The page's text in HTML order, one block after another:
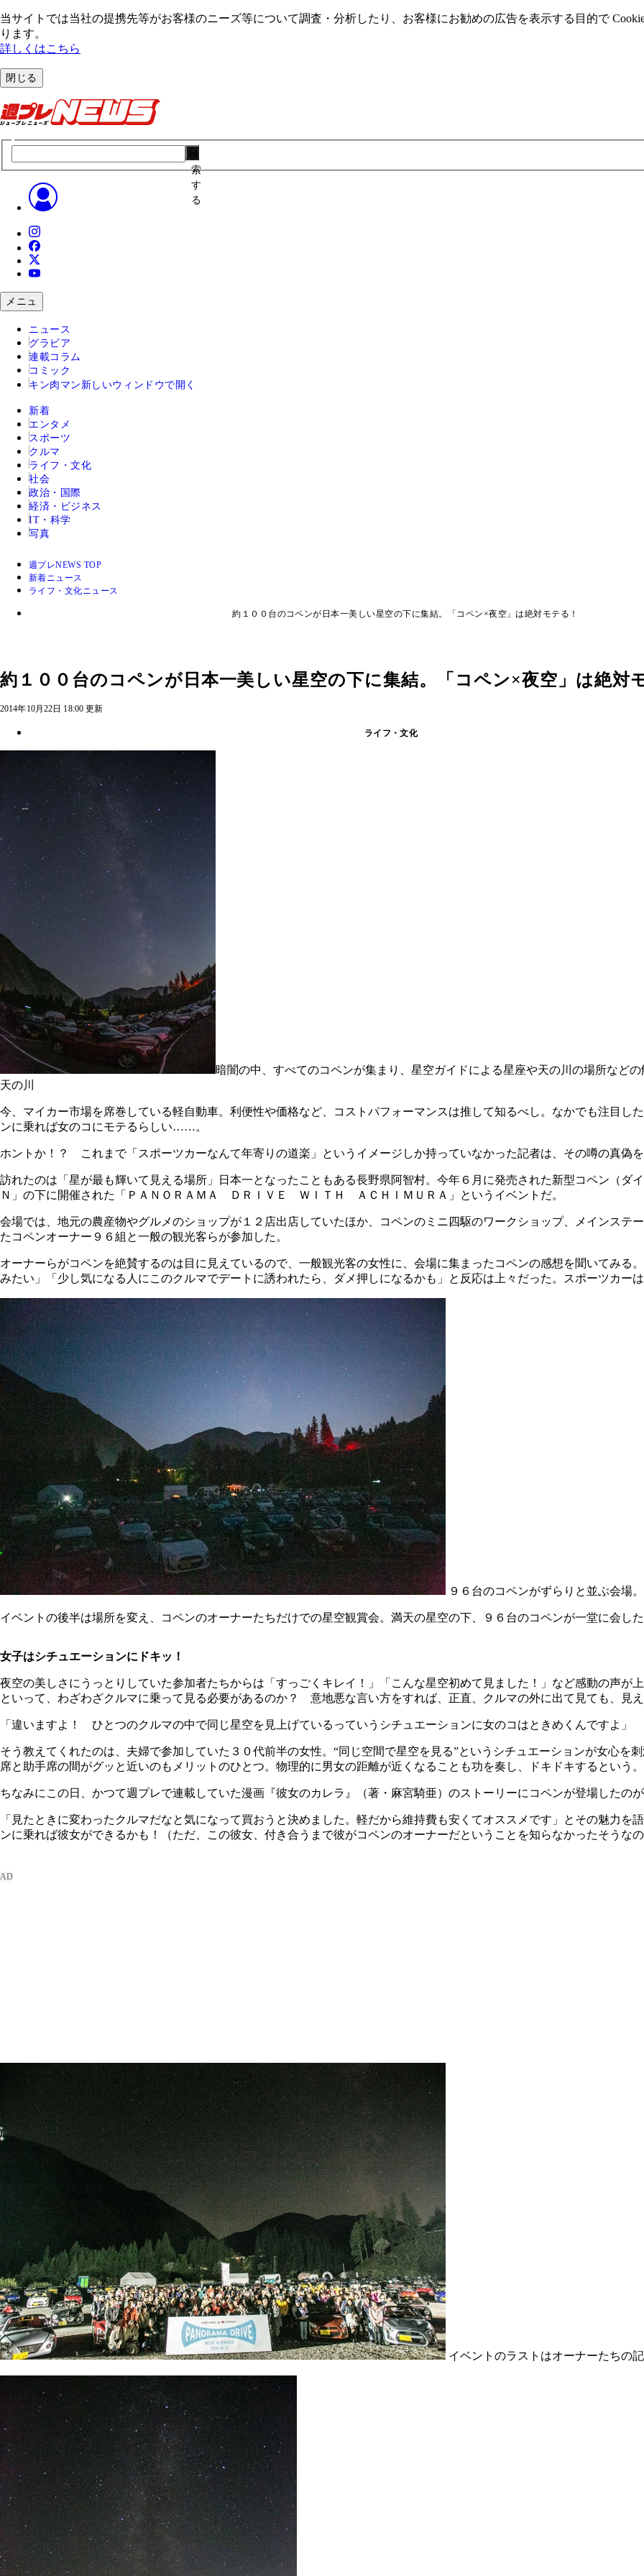
当サイトでは当社の提携先等がお客様のニーズ等について調査・分析したり、お客様にお勧めの広告を表⽰する⽬的で
ります。
詳しくはこちら
閉じる
索
す
る
メニュ
ニュース
グラビア
連載コラム
コミック
キン肉マン 新しいウィンドウで開く
新着
エンタメ
スポーツ
クルマ
ライフ・文化
社会
政治・国際
経済・ビジネス
IT・科学
写真
週プレNEWS TOP
新着ニュース
ライフ・文化ニュース
約１００台のコペンが日本一美しい星空の下に集結。「コペン×夜空」は絶対モテる！
約１００台のコペンが日本一美しい星空の下に集結。「コペン×夜空」は絶対
2014年10月22日 18:00 更新
ライフ・文化
暗闇の中、すべてのコペンが集まり、星空ガイドによる星座や天の川の場所など
天の川
今、マイカー市場を席巻している軽自動車。利便性や価格など、コストパフォーマンスは推して知るべし。なかでも注目し
ンに乗れば女のコにモテるらしい……。
ホントか！？ これまで「スポーツカーなんて年寄りの道楽」というイメージしか持っていなかった記者は、その噂の真偽
訪れたのは「星が最も輝いて見える場所」日本一となったこともある長野県阿智村。今年６月に発売された新型コペン
Ｎ」の下に開催された「ＰＡＮＯＲＡＭＡ ＤＲＩＶＥ ＷＩＴＨ ＡＣＨＩＭＵＲＡ」というイベントだ。
会場では、地元の農産物やグルメのショップが１２店出店していたほか、コペンのミニ四駆のワークショップ、メインステ
たコペンオーナー９６組と一般の観光客らが参加した。
オーナーらがコペンを絶賛するのは目に見えているので、一般観光客の女性に、会場に集まったコペンの感想を聞いてみる
みたい」「少し気になる人にこのクルマでデートに誘われたら、ダメ押しになるかも」と反応は上々だった。スポーツカー
９６台のコペンがずらりと並ぶ会場
イベントの後半は場所を変え、コペンのオーナーたちだけでの星空観賞会。満天の星空の下、９６台のコペンが一堂に会し
女子はシチュエーションにドキッ！
夜空の美しさにうっとりしていた参加者たちからは「すっごくキレイ！」「こんな星空初めて見ました！」など感動の声が
といって、わざわざクルマに乗って見る必要があるのか？ 意地悪な言い方をすれば、正直、クルマの外に出て見ても、
「違いますよ！ ひとつのクルマの中で同じ星空を見上げているっていうシチュエーションに女のコはときめくんですよ」
そう教えてくれたのは、夫婦で参加していた３０代前半の女性。“同じ空間で星空を見る”というシチュエーションが女心を
席と助手席の間がグッと近いのもメリットのひとつ。物理的に男女の距離が近くなることも功を奏し、ドキドキするという。
ちなみにこの日、かつて週プレで連載していた漫画『彼女のカレラ』（著・麻宮騎亜）のストーリーにコペンが登場したの
「見たときに変わったクルマだなと気になって買おうと決めました。軽だから維持費も安くてオススメです」とその魅力
ンに乗れば彼女ができるかも！（ただ、この彼女、付き合うまで彼がコペンのオーナーだということを知らなかったそうな
イベントのラストはオーナーたちの